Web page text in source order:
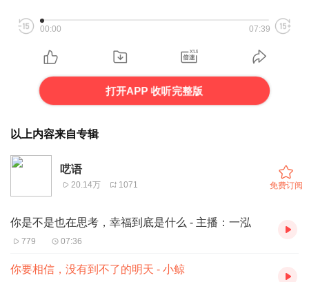
00:00 07:39
打开APP 收听完整版
以上内容来自专辑
呓语
20.14万 1071 免费订阅
你是不是也在思考，幸福到底是什么 - 主播：一泓
779 07:36
你要相信，没有到不了的明天 - 小鲸